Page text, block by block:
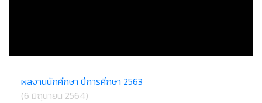
ผลงานนักศึกษา ปีการศึกษา 2563
(6 มิถุนายน 2564)